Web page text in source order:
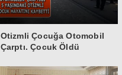
Otizmli Çocuğa Otomobil
Çarptı. Çocuk Öldü